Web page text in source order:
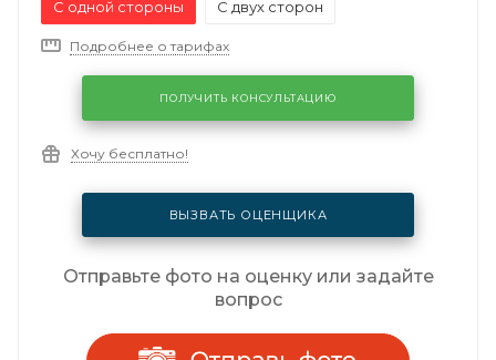
С одной стороны
С двух сторон
Подробнее о тарифах
ПОЛУЧИТЬ КОНСУЛЬТАЦИЮ
Хочу бесплатно!
ВЫЗВАТЬ ОЦЕНЩИКА
Отправьте фото на оценку или задайте
вопрос